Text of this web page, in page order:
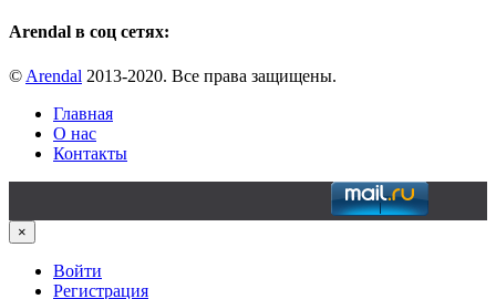
Arendal в соц сетях:
© Arendal 2013-2020. Все права защищены.
Главная
О нас
Контакты
×
Войти
Регистрация